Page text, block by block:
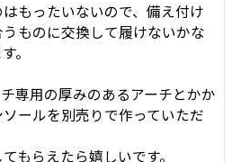
もったいないので、備え付け
ものに交換して履けないかな
。
専用の厚みのあるアーチとかか
ールを別売りで作っていただ
もらえたら嬉しいです。